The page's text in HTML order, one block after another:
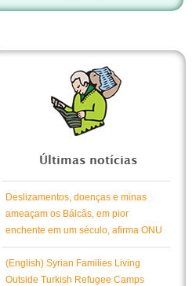
Últimas notícias
Deslizamentos, doenças e minas
ameaçam os Bálcãs, em pior
enchente em um século, afirma ONU
(English) Syrian Families Living
Outside Turkish Refugee Camps